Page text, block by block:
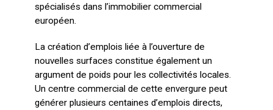
spécialisés dans l’immobilier commercial
européen.
La création d’emplois liée à l’ouverture de
nouvelles surfaces constitue également un
argument de poids pour les collectivités locales.
Un centre commercial de cette envergure peut
générer plusieurs centaines d’emplois directs,